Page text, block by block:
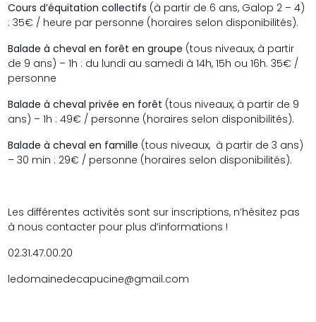
Cours d’équitation collectifs (à partir de 6 ans, Galop 2 – 4)
: 35€ / heure par personne (horaires selon disponibilités).
Balade à cheval en forêt en groupe (tous niveaux, à partir
de 9 ans) – 1h : du lundi au samedi à 14h, 15h ou 16h. 35€ /
personne
Balade à cheval privée en forêt (tous niveaux, à partir de 9
ans) – 1h : 49€ / personne (horaires selon disponibilités).
Balade à cheval en famille (tous niveaux, à partir de 3 ans)
– 30 min : 29€ / personne (horaires selon disponibilités).
Les différentes activités sont sur inscriptions, n’hésitez pas
à nous contacter pour plus d’informations !
02.31.47.00.20
ledomainedecapucine@gmail.com